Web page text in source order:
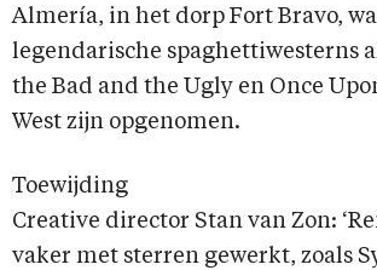
Almería, in het dorp Fort Bravo,
legendarische spaghettiwesterns
the Bad and the Ugly en Once
West zijn opgenomen.
Toewijding
Creative director Stan van Zon:
vaker met sterren gewerkt, zoals